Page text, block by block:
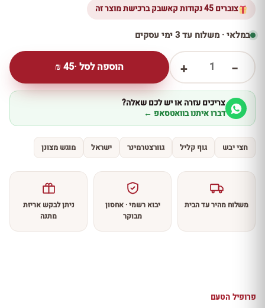
צוברים 45 נקודות קאשבק ברכישת מוצר זה
במלאי · משלוח עד 3 ימי עסקים
−
1
+ הוספה לסל ·45
₪
צריכים עזרה או יש לכם שאלה?
דברו איתנו בוואטסאפ ←
חצי יבש גוף קליל גוורצטרמינר ישראל מוגש מצונן
משלוח מהיר עד הבית
יבוא רשמי · אחסון
מבוקר
ניתן לבקש אריזת
מתנה
פרופיל הטעם